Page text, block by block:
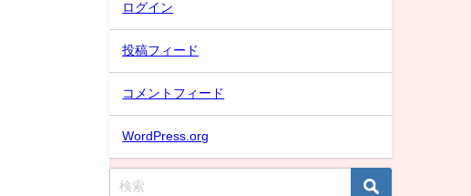
ログイン
投稿フィード
コメントフィード
WordPress.org